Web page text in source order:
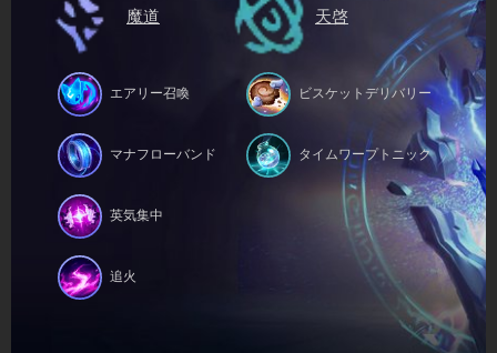
魔道
エアリー召喚
マナフローバンド
英気集中
追火
天啓
ビスケットデリバリー
タイムワープトニック